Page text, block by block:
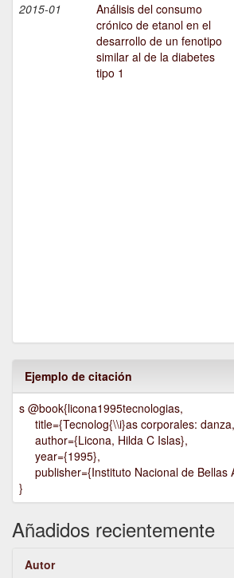
2015-01
Análisis del consumo
crónico de etanol en el
desarrollo de un fenotipo
similar al de la diabetes
tipo 1
Ejemplo de citación
s @book{licona1995tecnologias,
title={Tecnolog{\\i}as corporales:
author={Licona, Hilda C Islas},
year={1995},
publisher={Instituto Nacional de Bellas
}
Añadidos recientemente
Autor